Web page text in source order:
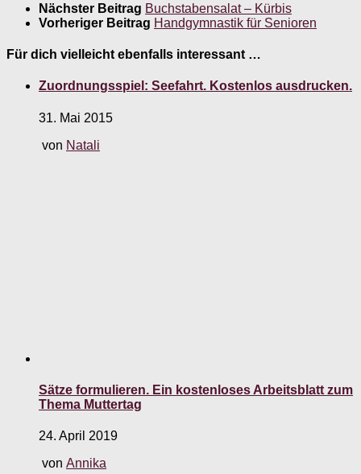
Nächster Beitrag Buchstabensalat – Kürbis
Vorheriger Beitrag Handgymnastik für Senioren
Für dich vielleicht ebenfalls interessant …
Zuordnungsspiel: Seefahrt. Kostenlos ausdrucken.
31. Mai 2015
von Natali
Sätze formulieren. Ein kostenloses Arbeitsblatt zum
Thema Muttertag
24. April 2019
von Annika